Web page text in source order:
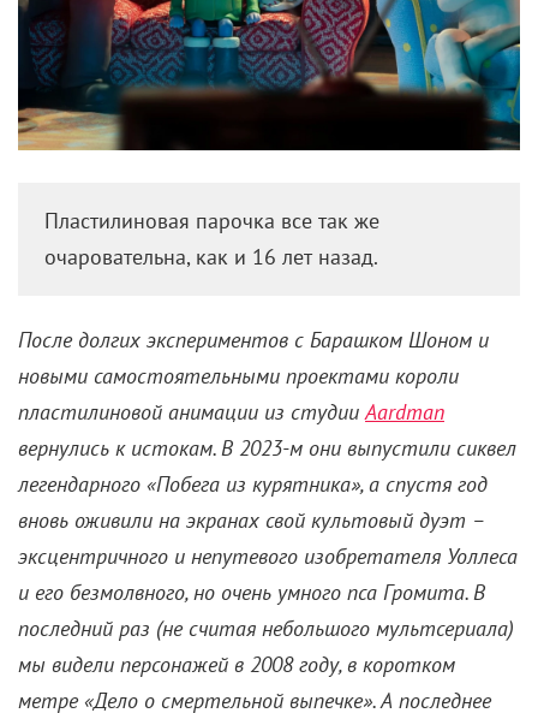
Пластилиновая парочка все так же
очаровательна, как и 16 лет назад.
После долгих экспериментов с Барашком Шоном и
новыми самостоятельными проектами короли
пластилиновой анимации из студииAardman
вернулись к истокам. В 2023-м они выпустили сиквел
легендарного «Побега из курятника», а спустя год
вновь оживили на экранах свой культовый дуэт –
эксцентричного и непутевого изобретателя Уоллеса
и его безмолвного, но очень умного пса Громита. В
последний раз (не считая небольшого мультсериала)
мы видели персонажей в 2008 году, в коротком
метре «Дело о смертельной выпечке». А последнее